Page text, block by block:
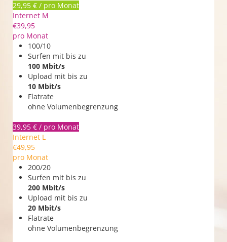
29,95 € / pro Monat
Internet M
€39,95
pro Monat
100/10
Surfen mit bis zu
100 Mbit/s
Upload mit bis zu
10 Mbit/s
Flatrate
ohne Volumenbegrenzung
39,95 € / pro Monat
Internet L
€49,95
pro Monat
200/20
Surfen mit bis zu
200 Mbit/s
Upload mit bis zu
20 Mbit/s
Flatrate
ohne Volumenbegrenzung